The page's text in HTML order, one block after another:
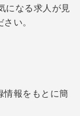
になる求人が見
い。
情報をもとに簡